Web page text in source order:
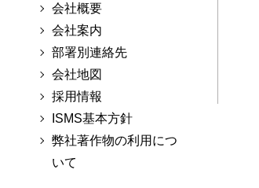
会社概要
会社案内
部署別連絡先
会社地図
採用情報
ISMS基本方針
弊社著作物の利用につ
いて